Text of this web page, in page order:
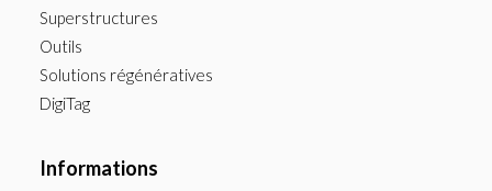
Superstructures
Outils
Solutions régénératives
DigiTag
Informations